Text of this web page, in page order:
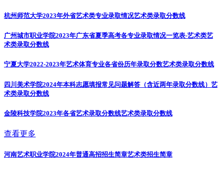
杭州师范大学2023年外省艺术类专业录取情况艺术类录取分数线
广州城市职业学院2023年广东省夏季高考各专业录取情况一览表-艺术类艺
术类录取分数线
宁夏大学2022-2023年艺术体育专业各省份历年录取分数艺术类录取分数线
四川美术学院2024年本科志愿填报常见问题解答（含近两年录取分数线） 艺
术类录取分数线
金陵科技学院2023年各省艺术录取分数线艺术类录取分数线
查看更多
河南艺术职业学院2024年普通高招招生简章艺术类招生简章